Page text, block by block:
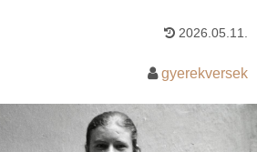
2026.05.11.
gyerekversek